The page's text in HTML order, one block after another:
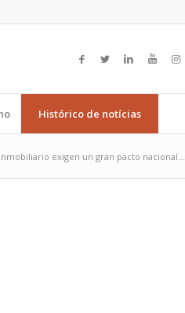
Histórico de notícias
exigen un gran pacto nacional...